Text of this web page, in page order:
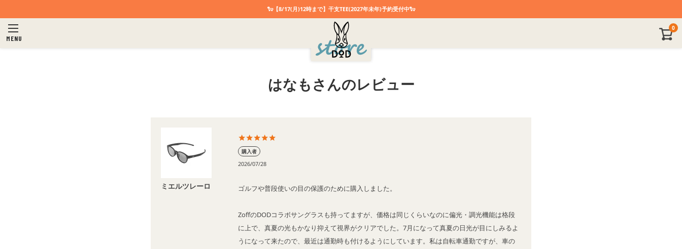
🐑【8/17(月)12時まで】干支TEE(2027年未年)予約受付中🐑
MENU
0
はなもさんのレビュー
ミエルツレーロ
購入者
2026/07/28
ゴルフや普段使いの目の保護のために購入しました。
ZoffのDODコラボサングラスも持ってますが、価格は同じくらいなのに偏光・調光機能は格段
に上で、真夏の光もかなり抑えて視界がクリアでした。7月になって真夏の日光が目にしみるよ
うになって来たので、最近は通勤時も付けるようにしています。私は自転車通勤ですが、車の